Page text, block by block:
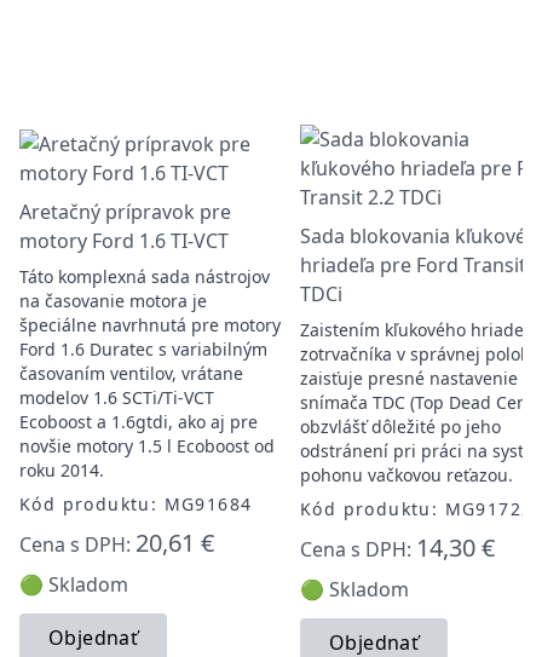
Aretačný prípravok pre
motory Ford 1.6 TI-VCT
Táto komplexná sada nástrojov
na časovanie motora je
špeciálne navrhnutá pre motory
Ford 1.6 Duratec s variabilným
časovaním ventilov, vrátane
modelov 1.6 SCTi/Ti-VCT
Ecoboost a 1.6gtdi, ako aj pre
novšie motory 1.5 l Ecoboost od
roku 2014.
Kód produktu: MG91684
Cena s DPH: 20,61 €
🟢 Skladom
Objednať
Sada blokovania
hriadeľa pre Ford Transit
TDCi
Zaistením kľukového hriadeľa
zotrvačníka v správnej polohe
zaisťuje presné nastavenie
snímača TDC (Top Dead
obzvlášť dôležité po jeho
odstránení pri práci na
pohonu vačkovou reťazou.
Kód produktu: MG91722
Cena s DPH: 14,30 €
🟢 Skladom
Objednať